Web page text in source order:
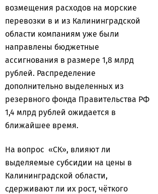
возмещения расходов на морские
перевозки в и из Калининградской
области компаниям уже были
направлены бюджетные
ассигнования в размере 1,8 млрд
рублей. Распределение
дополнительно выделенных из
резервного фонда Правительства РФ
1,4 млрд рублей ожидается в
ближайшее время.
На вопрос «СК», влияют ли
выделяемые субсидии на цены в
Калининградской области,
сдерживают ли их рост, чёткого